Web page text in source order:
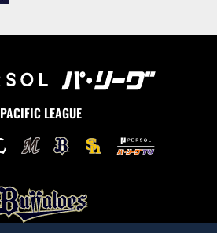
PACIFIC LEAGUE